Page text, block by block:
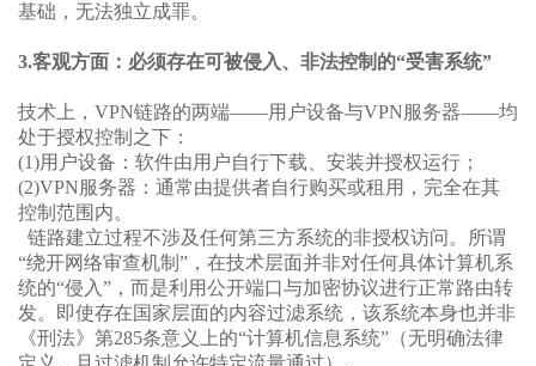
基础，无法独立成罪。
3.客观方面：必须存在可被侵入、非法控制的“受害系统”
技术上，VPN链路的两端——用户设备与VPN服务器——均
处于授权控制之下：
(1)用户设备：软件由用户自行下载、安装并授权运行；
(2)VPN服务器：通常由提供者自行购买或租用，完全在其
控制范围内。
链路建立过程不涉及任何第三方系统的非授权访问。所谓
“绕开网络审查机制”，在技术层面并非对任何具体计算机系
统的“侵入”，而是利用公开端口与加密协议进行正常路由转
发。即使存在国家层面的内容过滤系统，该系统本身也并非
《刑法》第285条意义上的“计算机信息系统”（无明确法律